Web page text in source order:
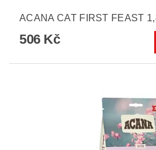
ACANA CAT FIRST FEAST
506 Kč